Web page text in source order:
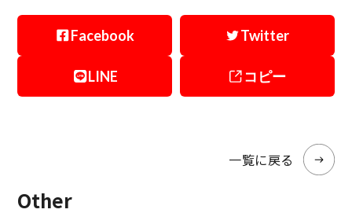
Facebook Twitter
LINE コピー
一覧に戻る
Other